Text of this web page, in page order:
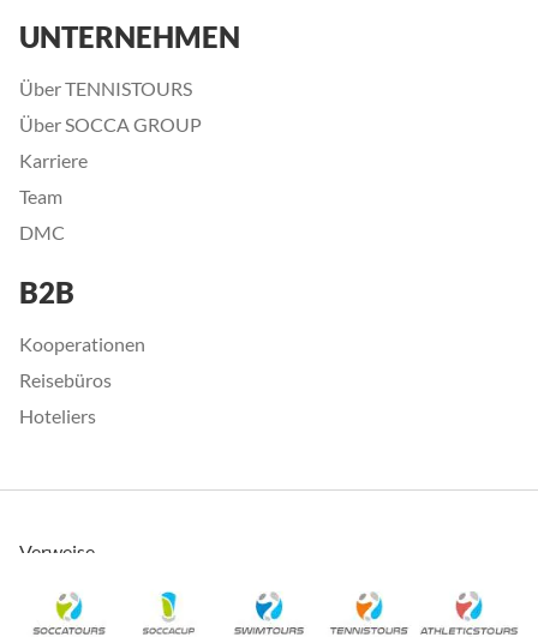
UNTERNEHMEN
Über TENNISTOURS
Über SOCCA GROUP
Karriere
Team
DMC
B2B
Kooperationen
Reisebüros
Hoteliers
Verweise